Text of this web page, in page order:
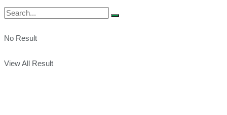
No Result
View All Result